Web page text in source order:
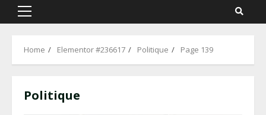
Primary
Home Elementor #236617 Politique Page 139
Politique